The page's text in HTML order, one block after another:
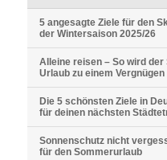
5 angesagte Ziele für den
der Wintersaison 2025/26
Alleine reisen – So wird der
Urlaub zu einem Vergnügen
Die 5 schönsten Ziele in
für deinen nächsten
Sonnenschutz nicht
für den Sommerurlaub